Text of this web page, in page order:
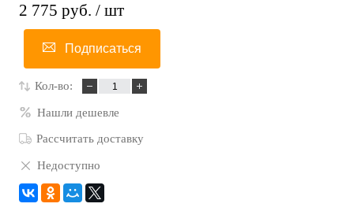
2 775 руб. / шт
Подписаться
Кол-во:
Нашли дешевле
Рассчитать доставку
Недоступно